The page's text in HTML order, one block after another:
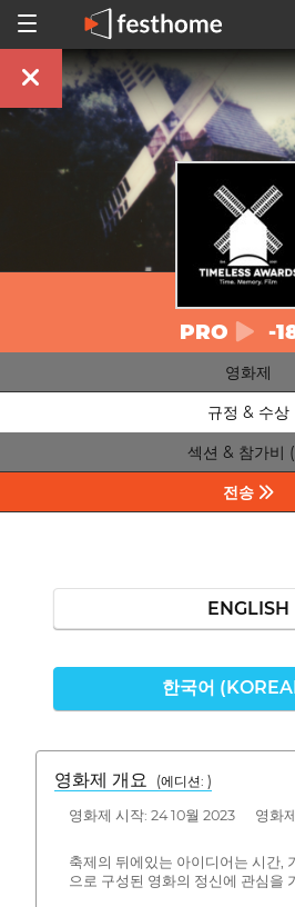
PRO -
영화제
규정 & 수상
섹션 & 참가비
전송
ENGLISH
한국어
영화제 개요 (에디션: )
영화제 시작: 24 10월 2023 영화
축제의 뒤에있는 아이디어는 시간,
으로 구성된 영화의 정신에 관심을